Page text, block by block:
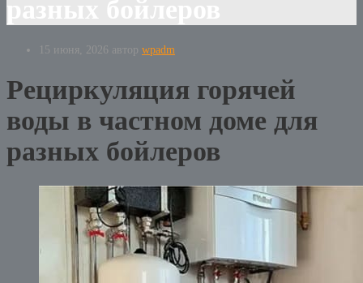
15 июня, 2026 автор wpadm
Рециркуляция горячей
воды в частном доме для
разных бойлеров